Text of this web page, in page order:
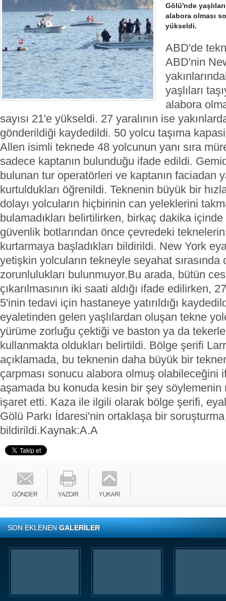
Gölü'nde
alabora olması
yükseldi.
ABD'de
ABD'nin
yaşlıları
alabora
sayısı 21'e yükseldi. 27 yaralının ise
gönderildiği kaydedildi. 50 yolcu taşıma
Allen isimli teknede 48 yolcunun yanı sıra
sadece kaptanın bulunduğu ifade edildi.
bulunan tur operatörleri ve kaptanın faciadan
kurtuldukları öğrenildi. Teknenin büyük bir
dolayı yolcuların hiçbirinin can yeleklerini
bulamadıkları belirtilirken, birkaç dakika
güvenlik botlarından önce çevredeki
kurtarmaya başladıkları bildirildi. New York
yetişkin yolcuların tekneyle seyahat
zorunlulukları bulunmuyor.Bu arada, bütün
çıkarılmasının iki saati aldığı ifade edilirken,
5'inin tedavi için hastaneye yatırıldığı
eyaletinden gelen yaşlılardan oluşan tekne
yürüme zorluğu çektiği ve baston ya da
kullanmakta oldukları belirtildi. Bölge şerifi
açıklamada, bu teknenin daha büyük bir
çarpması sonucu alabora olmuş olabileceğini
aşamada bu konuda kesin bir şey söylemenin
işaret etti. Kaza ile ilgili olarak bölge şerifi,
Gölü Parkı İdaresi'nin ortaklaşa bir soruşturma
bildirildi.Kaynak:A.A
SON EKLENENGALERİLER